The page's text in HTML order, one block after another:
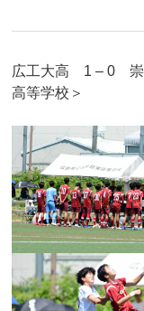
広工大高 1 – 0 崇
高等学校＞